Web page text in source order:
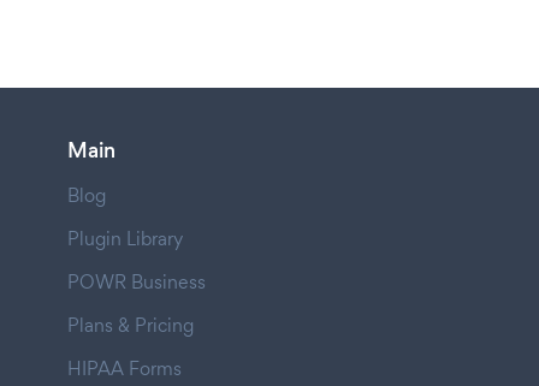
Main
Blog
Plugin Library
POWR Business
Plans & Pricing
HIPAA Forms